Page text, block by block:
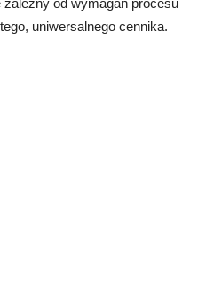
od wymagań procesu
uniwersalnego cennika.